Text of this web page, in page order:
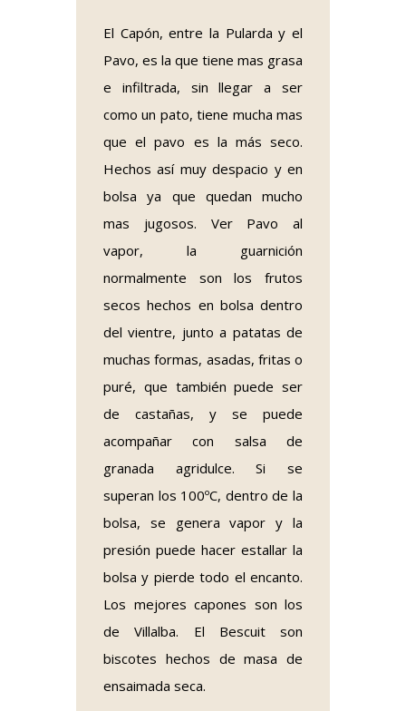
El Capón, entre la Pularda y el
Pavo, es la que tiene mas grasa
e infiltrada, sin llegar a ser
como un pato, tiene mucha mas
que el pavo es la más seco.
Hechos así muy despacio y en
bolsa ya que quedan mucho
mas jugosos. Ver Pavo al
vapor, la guarnición
normalmente son los frutos
secos hechos en bolsa dentro
del vientre, junto a patatas de
muchas formas, asadas, fritas o
puré, que también puede ser
de castañas, y se puede
acompañar con salsa de
granada agridulce. Si se
superan los 100ºC, dentro de la
bolsa, se genera vapor y la
presión puede hacer estallar la
bolsa y pierde todo el encanto.
Los mejores capones son los
de Villalba. El Bescuit son
biscotes hechos de masa de
ensaimada seca.